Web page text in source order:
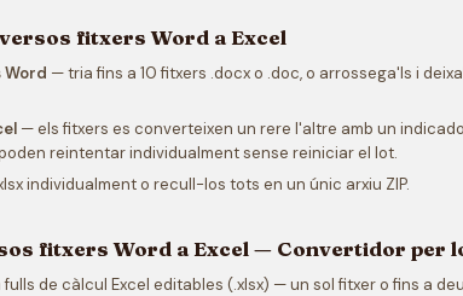
fitxers Word a Excel
Word — tria fins a 10 fitxers .docx o .doc, o arrossega'ls i
— els fitxers es converteixen un rere l'altre amb un
reintentar individualment sense reiniciar el lot.
individualment o recull-los tots en un únic arxiu ZIP.
fitxers Word a Excel — Convertidor per
de càlcul Excel editables (.xlsx) — un sol fitxer o fins a